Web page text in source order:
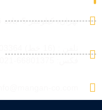
تهران، کیلومتر 5 جاده قدیم کرج، خیابان 17 شهریور، شماره 401